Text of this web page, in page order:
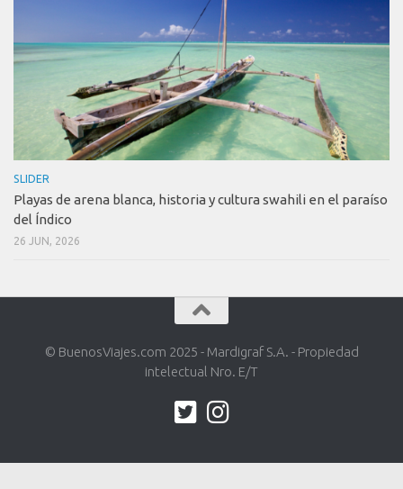
SLIDER
Playas de arena blanca, historia y cultura swahili en el paraíso
del Índico
26 JUN, 2026
© BuenosViajes.com 2025 - Mardigraf S.A. - Propiedad
intelectual Nro. E/T